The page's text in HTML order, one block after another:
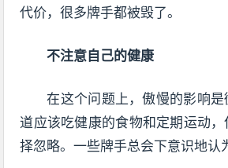
代价，很多牌手都被毁了。
不注意自己的健康
在这个问题上，傲慢的影响
道应该吃健康的食物和定期运动
择忽略。一些牌手总会下意识地认